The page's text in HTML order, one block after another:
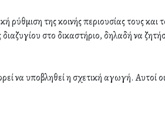
ρύθμιση της κοινής περιουσίας τους
στο δικαστήριο, δηλαδή να
να υποβληθεί η σχετική αγωγή. Αυτοί οι